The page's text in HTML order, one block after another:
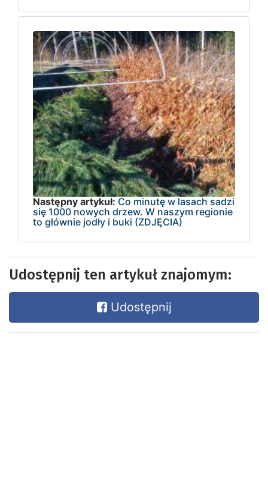
Następny artykuł: Co minutę w lasach sadzi
się 1000 nowych drzew. W naszym regionie
to głównie jodły i buki (ZDJĘCIA)
Udostępnij ten artykuł znajomym:
Udostępnij